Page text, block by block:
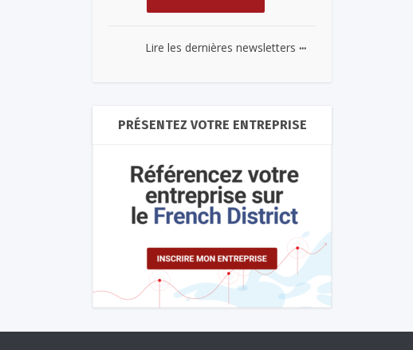
Lire les dernières newsletters ...
PRÉSENTEZ VOTRE ENTREPRISE